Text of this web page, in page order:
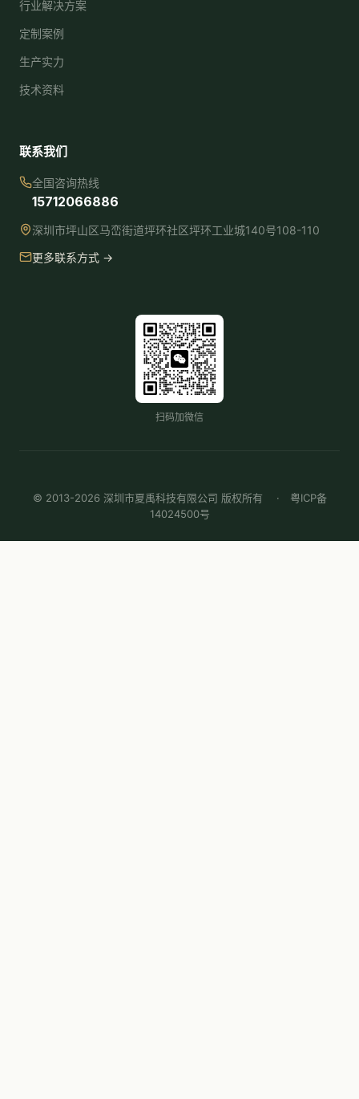
行业解决方案
定制案例
生产实力
技术资料
联系我们
全国咨询热线
15712066886
深圳市坪山区马峦街道坪环社区坪环工业城140号108-110
更多联系方式 →
扫码加微信
© 2013-2026 深圳市夏禹科技有限公司 版权所有 · 粤ICP备
14024500号